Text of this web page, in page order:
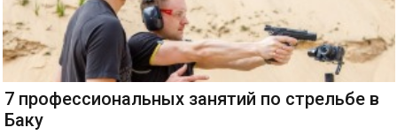
7 профессиональных занятий по стрельбе в
Баку